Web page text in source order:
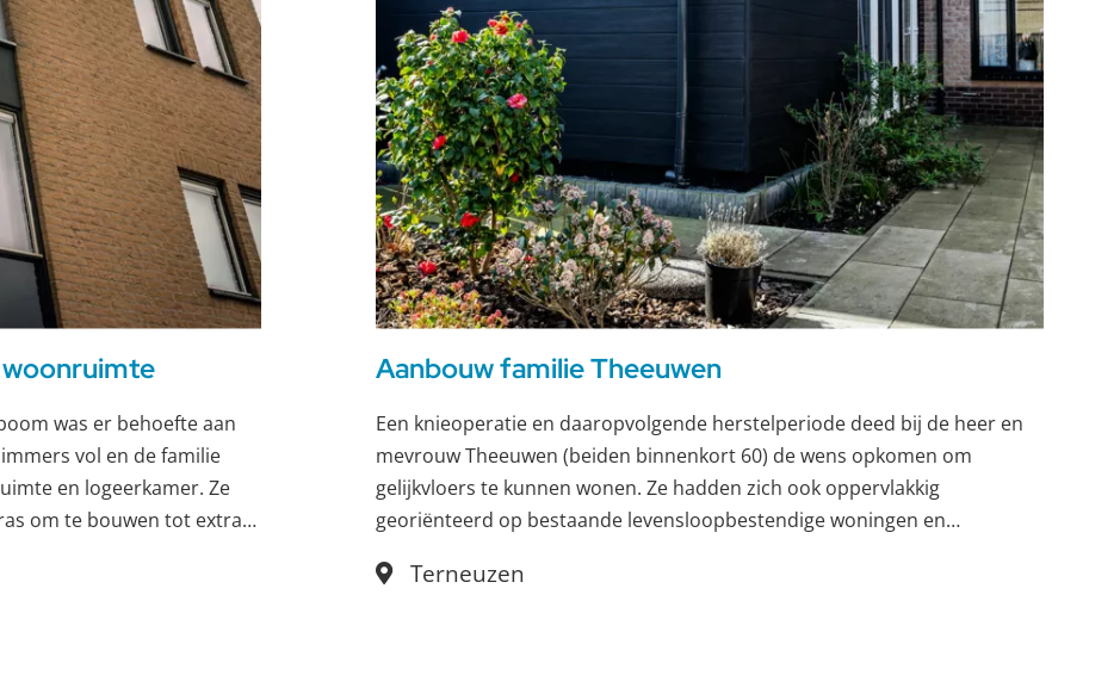
was er behoefte aan
vol en de familie
en logeerkamer. Ze
om te bouwen tot extra
Aanbouw familie Theeuwen
Een knieoperatie en daaropvolgende herstelperiode deed bij de heer en
mevrouw Theeuwen (beiden binnenkort 60) de wens opkomen om
gelijkvloers te kunnen wonen. Ze hadden zich ook oppervlakkig
georiënteerd op bestaande levensloopbestendige woningen en
Terneuzen